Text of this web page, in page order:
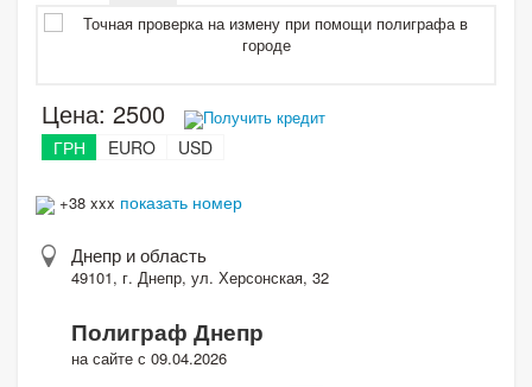
Цена: 2500 Получить кредит
ГРН EURO USD
+38 xxx показать номер
Днепр и область
49101, г. Днепр, ул. Херсонская, 32
Полиграф Днепр
на сайте с 09.04.2026